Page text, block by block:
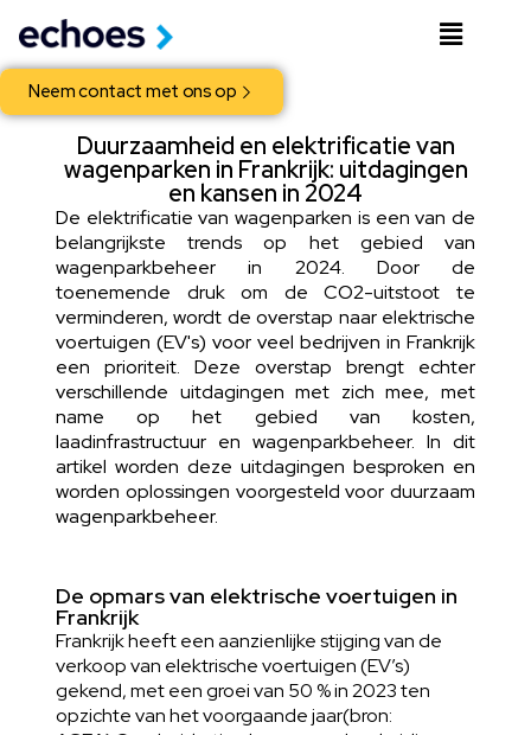
Neem contact met ons op
Duurzaamheid en elektrificatie van
wagenparken in Frankrijk: uitdagingen
en kansen in 2024
De elektrificatie van wagenparken is een van de
belangrijkste trends op het gebied van
wagenparkbeheer in 2024. Door de
toenemende druk om de CO2-uitstoot te
verminderen, wordt de overstap naar elektrische
voertuigen (EV's) voor veel bedrijven in Frankrijk
een prioriteit. Deze overstap brengt echter
verschillende uitdagingen met zich mee, met
name op het gebied van kosten,
laadinfrastructuur en wagenparkbeheer. In dit
artikel worden deze uitdagingen besproken en
worden oplossingen voorgesteld voor duurzaam
wagenparkbeheer.
De opmars van elektrische voertuigen in
Frankrijk
Frankrijk heeft een aanzienlijke stijging van de
verkoop van elektrische voertuigen (EV’s)
gekend, met een groei van 50 % in 2023 ten
opzichte van het voorgaande jaar(bron: